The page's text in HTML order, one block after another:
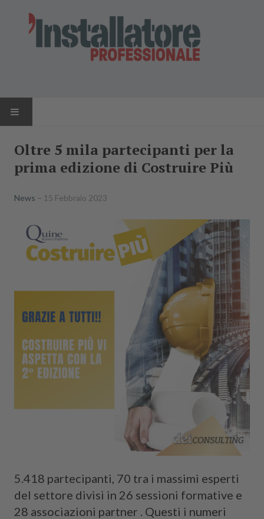
NEWS
AZIENDE
PRODOTTI
RIVISTA
Oltre 5 mila partecipanti per la
prima edizione di Costruire Più
News 15 Febbraio 2023
5.418 partecipanti, 70 tra i massimi esperti
del settore divisi in 26 sessioni formative e
28 associazioni partner . Questi i numeri